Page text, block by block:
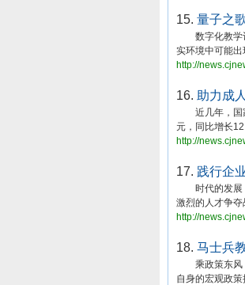
15. 量子之
数字化教学让
实环境中可能
http://
16. 助力成
近几年，国家
元，同比增长
http://
17. 践行企
时代的发展，
激烈的人才争
http://
18. 马士兵
乘政策东风，
自身的宏观政